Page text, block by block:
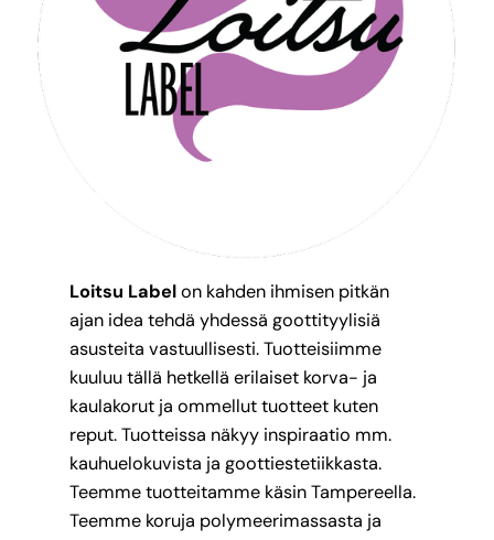
Loitsu Labelon kahden ihmisen pitkän
ajan idea tehdä yhdessä goottityylisiä
asusteita vastuullisesti. Tuotteisiimme
kuuluu tällä hetkellä erilaiset korva- ja
kaulakorut ja ommellut tuotteet kuten
reput. Tuotteissa näkyy inspiraatio mm.
kauhuelokuvista ja goottiestetiikkasta.
Teemme tuotteitamme käsin Tampereella.
Teemme koruja polymeerimassasta ja